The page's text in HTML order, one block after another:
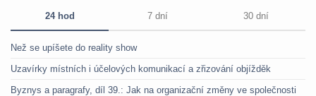
24 hod 7 dní 30 dní
Než se upíšete do reality show
Uzavírky místních i účelových komunikací a zřizování objížděk
Byznys a paragrafy, díl 39.: Jak na organizační změny ve společnosti